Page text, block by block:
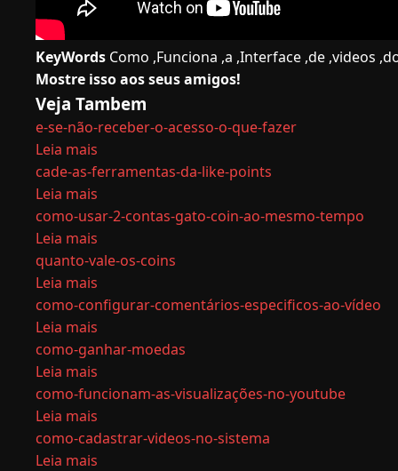
KeyWords Como ,Funciona ,a ,Interface ,de ,videos
Mostre isso aos seus amigos!
Veja Tambem
e-se-não-receber-o-acesso-o-que-fazer
Leia mais
cade-as-ferramentas-da-like-points
Leia mais
como-usar-2-contas-gato-coin-ao-mesmo-tempo
Leia mais
quanto-vale-os-coins
Leia mais
como-configurar-comentários-especificos-ao-vídeo
Leia mais
como-ganhar-moedas
Leia mais
como-funcionam-as-visualizações-no-youtube
Leia mais
como-cadastrar-videos-no-sistema
Leia mais